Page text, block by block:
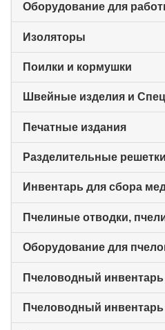
Оборудование для
Изоляторы
Поилки и кормушки
Швейные изделия и
Печатные издания
Разделительные решетки
Инвентарь для сбора
Оборудование для
Пчеловодный инвентарь